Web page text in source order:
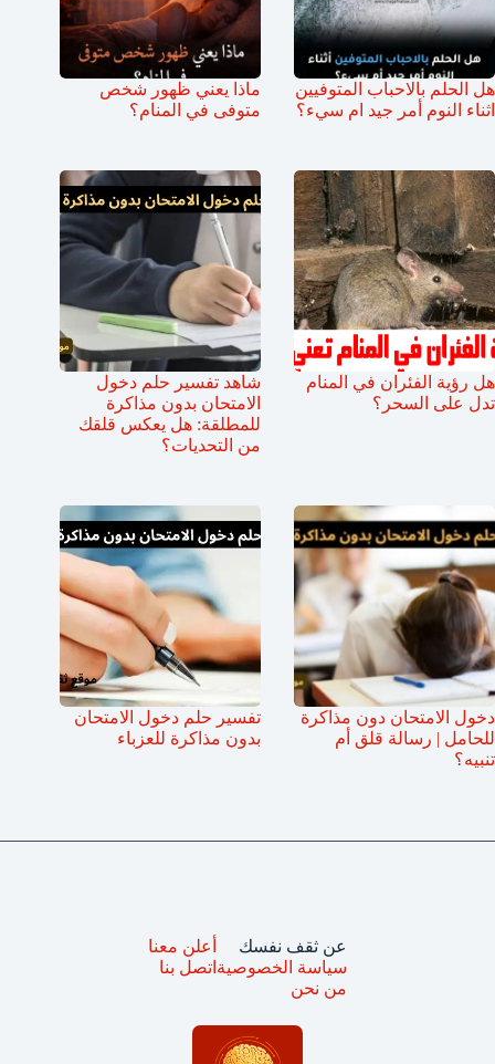
هل الحلم بالاحباب المتوفيين
اثناء النوم أمر جيد ام سيء؟
ماذا يعني ظهور شخص
متوفى في المنام؟
هل رؤية الفئران في المنام
تدل على السحر؟
شاهد تفسير حلم دخول
الامتحان بدون مذاكرة
للمطلقة: هل يعكس قلقك
من التحديات؟
دخول الامتحان دون مذاكرة
للحامل | رسالة قلق أم
تنبيه؟
تفسير حلم دخول الامتحان
بدون مذاكرة للعزباء
عن ثقف نفسك
سياسة الخصوصية
من نحن
أعلن معنا
اتصل بنا